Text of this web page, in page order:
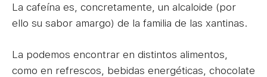
La cafeína es, concretamente, un alcaloide (por
ello su sabor amargo) de la familia de las xantinas.
La podemos encontrar en distintos alimentos,
como en refrescos, bebidas energéticas, chocolate